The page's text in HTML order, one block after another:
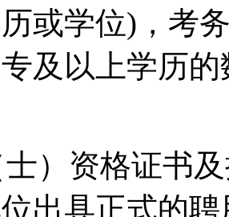
或学位)，考
及以上学历
）资格证书
出具正式的